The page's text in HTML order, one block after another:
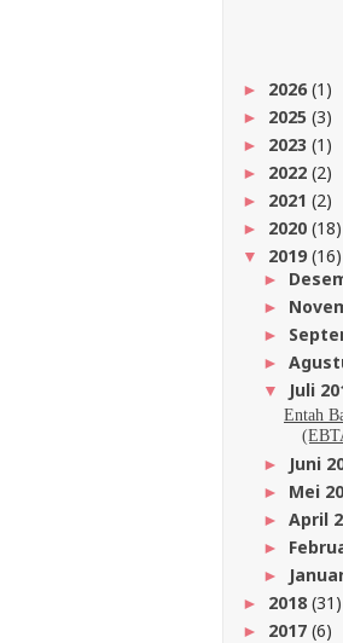
► 2026(1)
► 2025 (3)
► 2023 (1)
► 2022 (2)
► 2021 (2)
► 2020 (18)
▼ 2019(16)
►
►
►
►
▼ Juli
Entah
► Juni
► Mei
► April
►
►
► 2018 (31)
► 2017 (6)